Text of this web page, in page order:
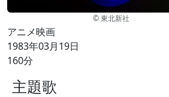
© 東北新社
アニメ映画
1983年03月19日
160分
主題歌